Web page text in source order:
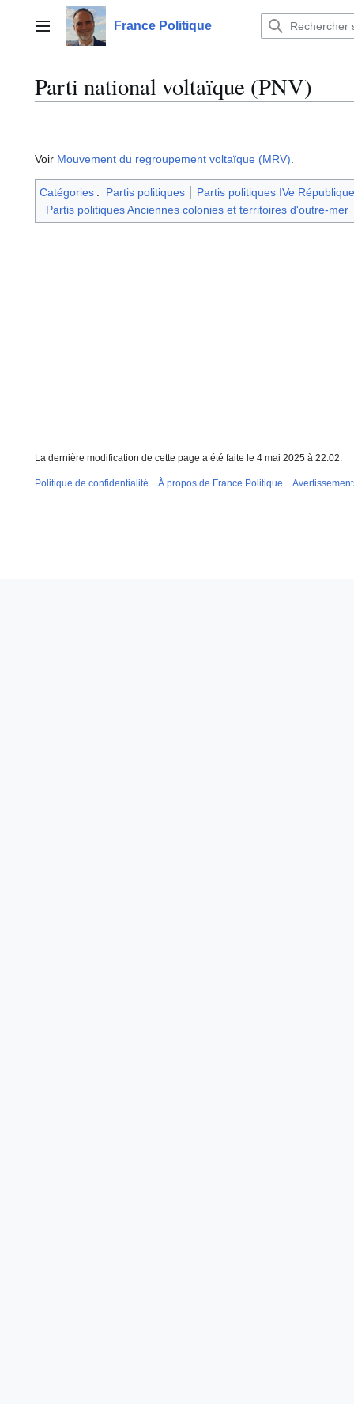
contenuMenu principalFrance Politique
Parti national voltaïque (PNV)
Voir Mouvement du regroupement voltaïque (MRV)
Catégories : Partis politiques
Partis politiques IVe République
Partis politiques Anciennes colonies et territoires d'outre-mer
La dernière modification de cette page a été faite le 4 mai 2025 à 22:02.
Politique de confidentialité À propos de France Politique